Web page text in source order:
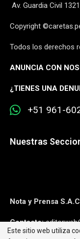
Av. Guardia Civil
Copyright
Todos los derechos
ANUNCIA CON
¿TIENES UNA
+51 961-
Nuestras
Nota y Prensa
Contacto:
Este sitio web utiliza